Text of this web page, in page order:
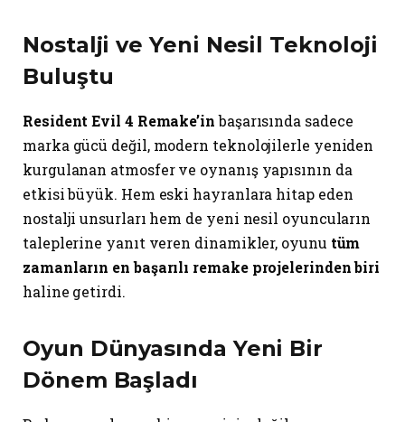
Nostalji ve Yeni Nesil Teknoloji
Buluştu
Resident Evil 4 Remake’inbaşarısında sadece
marka gücü değil, modern teknolojilerle yeniden
kurgulanan atmosfer ve oynanış yapısının da
etkisi büyük. Hem eski hayranlara hitap eden
nostalji unsurları hem de yeni nesil oyuncuların
taleplerine yanıt veren dinamikler, oyunu tüm
zamanların en başarılı remake projelerinden biri
haline getirdi.
Oyun Dünyasında Yeni Bir
Dönem Başladı